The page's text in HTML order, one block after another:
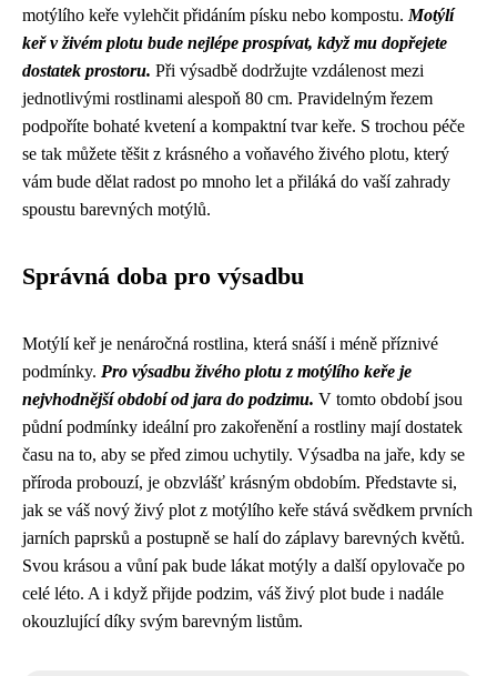
motýlího keře vylehčit přidáním písku nebo kompostu. Motýlí
keř v živém plotu bude nejlépe prospívat, když mu dopřejete
dostatek prostoru. Při výsadbě dodržujte vzdálenost mezi
jednotlivými rostlinami alespoň 80 cm. Pravidelným řezem
podpoříte bohaté kvetení a kompaktní tvar keře. S trochou péče
se tak můžete těšit z krásného a voňavého živého plotu, který
vám bude dělat radost po mnoho let a přiláká do vaší zahrady
spoustu barevných motýlů.
Správná doba pro výsadbu
Motýlí keř je nenáročná rostlina, která snáší i méně příznivé
podmínky. Pro výsadbu živého plotu z motýlího keře je
nejvhodnější období od jara do podzimu. V tomto období jsou
půdní podmínky ideální pro zakořenění a rostliny mají dostatek
času na to, aby se před zimou uchytily. Výsadba na jaře, kdy se
příroda probouzí, je obzvlášť krásným obdobím. Představte si,
jak se váš nový živý plot z motýlího keře stává svědkem prvních
jarních paprsků a postupně se halí do záplavy barevných květů.
Svou krásou a vůní pak bude lákat motýly a další opylovače po
celé léto. A i když přijde podzim, váš živý plot bude i nadále
okouzlující díky svým barevným listům.